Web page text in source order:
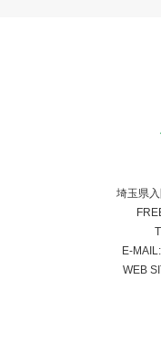
埼玉県
E-MAIL:
WEB